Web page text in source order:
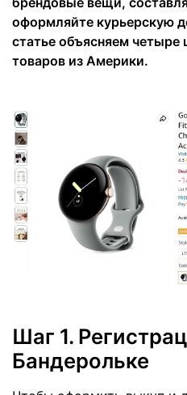
оформляйте курьерскую
статье объясняем четыре
товаров из Америки.
Шаг 1.
Бандерольке